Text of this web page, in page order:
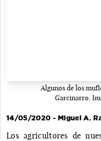
Algunos de los
Garcinarro.
14/05/2020 - Miguel A.
Los agricultores de